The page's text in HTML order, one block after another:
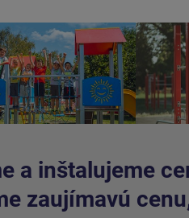
a inštalujeme
zaujímavú